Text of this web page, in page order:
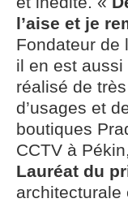
l’aise et je
Fondateur de
il en est
réalisé de
d’usages et
boutiques
CCTV à
Lauréat du
architecturale